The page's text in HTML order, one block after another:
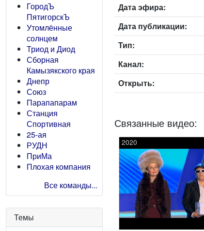
ГородЪ
ПятигорскЪ
Утомлённые
солнцем
Триод и Диод
Сборная
Камызякского края
Днепр
Союз
Парапапарам
Станция
Спортивная
25-ая
РУДН
ПриМа
Плохая компания
Все команды...
Темы
Дата эфира:
Дата публикации:
Тип:
Канал:
Открыть:
Связанные видео:
2020